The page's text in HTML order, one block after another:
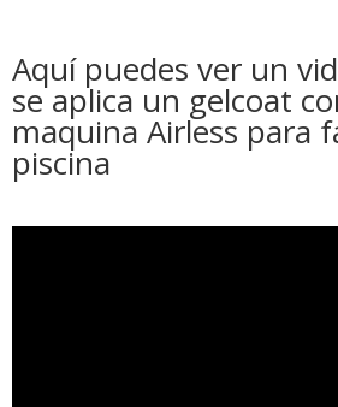
Aquí puedes ver un
se aplica un gelcoat
maquina Airless para
piscina